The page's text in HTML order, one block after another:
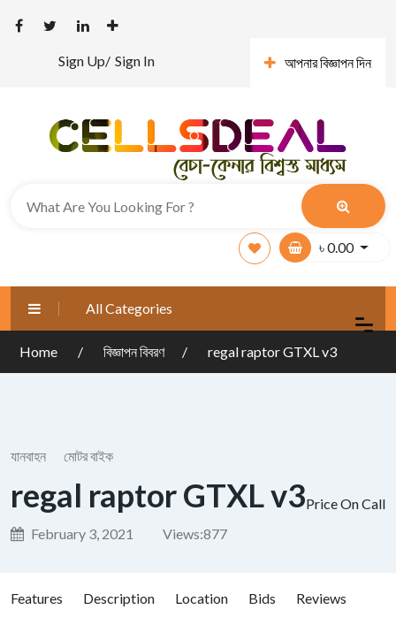
Sign Up/ Sign In আপনার বিজ্ঞাপন দিন
৳0.00
All Categories
Home বিজ্ঞাপন বিবরণ regal raptor GTXL v3
যানবাহন মোটর বাইক
regal raptor GTXL v3
February 3, 2021 Views:877
Price On Call
Features Description Location Bids Reviews